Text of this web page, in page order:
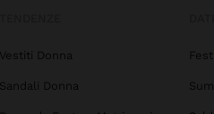
Vestiti Donna
Sandali Donna